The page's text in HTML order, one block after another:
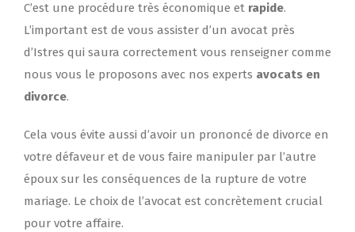
C’est une procédure très économique et rapide.
L’important est de vous assister d’un avocat près
d’Istres qui saura correctement vous renseigner comme
nous vous le proposons avec nos experts avocats en
divorce.
Cela vous évite aussi d’avoir un prononcé de divorce en
votre défaveur et de vous faire manipuler par l’autre
époux sur les conséquences de la rupture de votre
mariage. Le choix de l’avocat est concrètement crucial
pour votre affaire.